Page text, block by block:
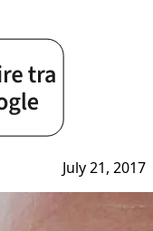
July 21, 2017